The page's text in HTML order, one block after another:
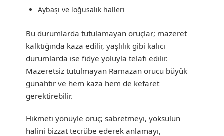
Aybaşı ve loğusalık halleri
Bu durumlarda tutulamayan oruçlar; mazeret
kalktığında kaza edilir, yaşlılık gibi kalıcı
durumlarda ise fidye yoluyla telafi edilir.
Mazeretsiz tutulmayan Ramazan orucu büyük
günahtır ve hem kaza hem de kefaret
gerektirebilir.
Hikmeti yönüyle oruç; sabretmeyi, yoksulun
halini bizzat tecrübe ederek anlamayı,